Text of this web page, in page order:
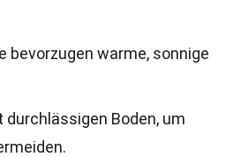
bevorzugen warme, sonnige
durchlässigen Boden, um